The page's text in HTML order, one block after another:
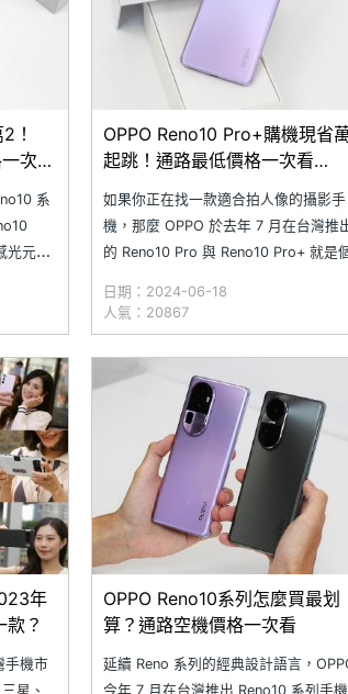
！
次看
系
光元
望式
OPPO Reno10 Pro+購機現省
起跳！通路最低價格一次看
(2024.6)
如果你正在找一款適合拍人像的攝影手
機，那麼 OPPO 於去年 7 月在台灣推
的 Reno10 Pro 與 Reno10 Pro+ 就是
IMX709 感光元件，前置鏡頭還有加入
自動對焦功能，無論是外拍還是自拍
有超一流的
日期：2024-06-18
人氣：20867
年
？
手機市
星、
OPPO Reno10系列怎麼買最划
算？通路空機價格一次看
延續 Reno 系列的經典設計語言，
今年 7 月在台灣推出 Reno10 系列手機